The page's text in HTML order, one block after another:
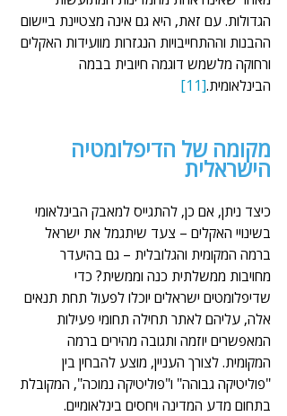
הגדולות. עם זאת, היא גם אינה מצטיינת ביישום
ההבנות וההתחייבויות הנגזרות מוועידות האקלים
ורחוקה מלשמש דוגמה חיובית בבמה
הבינלאומית.[11]
מקומה של הדיפלומטיה
הישראלית
כיצד ניתן, אם כן, להתגייס למאבק הבינלאומי
בשינויי האקלים – צעד שיתגמל את ישראל
ברמה המקומית והגלובלית – גם בהיעדר
מחויבות ממשלתית כנה וממשית? כדי
שדיפלומטים ישראלים יוכלו לפעול תחת תנאים
אלה, עליהם לאתר תחילה תחומי פעילות
המאפשרים יוזמה ותגובה מהירים ברמה
המקומית. לצורך העניין, מוצע להבחין בין
"פוליטיקה גבוהה" ו"פוליטיקה נמוכה", המקובלת
בתחום מדע המדינה ויחסים בינלאומיים.